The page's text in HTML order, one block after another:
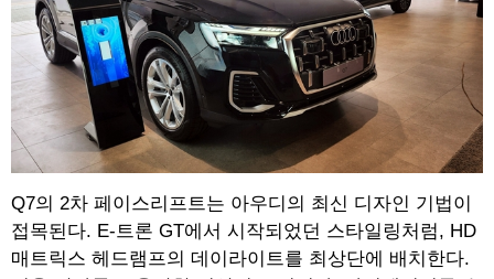
Q7의 2차 페이스리프트는 아우디의 최신 디자인 기법이
접목된다. E-트론 GT에서 시작되었던 스타일링처럼, HD
매트릭스 헤드램프의 데이라이트를 최상단에 배치한다.